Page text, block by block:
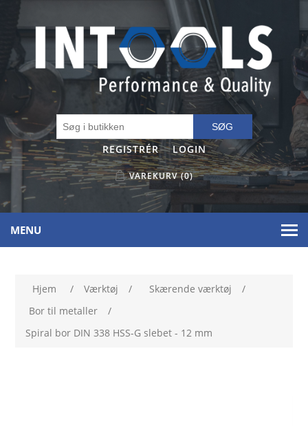
SØG
REGISTRÉR LOGIN
VAREKURV (0)
MENU
Hjem / Værktøj / Skærende værktøj
/
Bor til metaller
/
Spiral bor DIN 338 HSS-G slebet - 12 mm